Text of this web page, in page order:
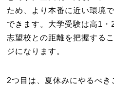
ため、より本番に近い環境
できます。大学受験は高1・
志望校との距離を把握する
ジになります。
2つ目は、夏休みにやるべ